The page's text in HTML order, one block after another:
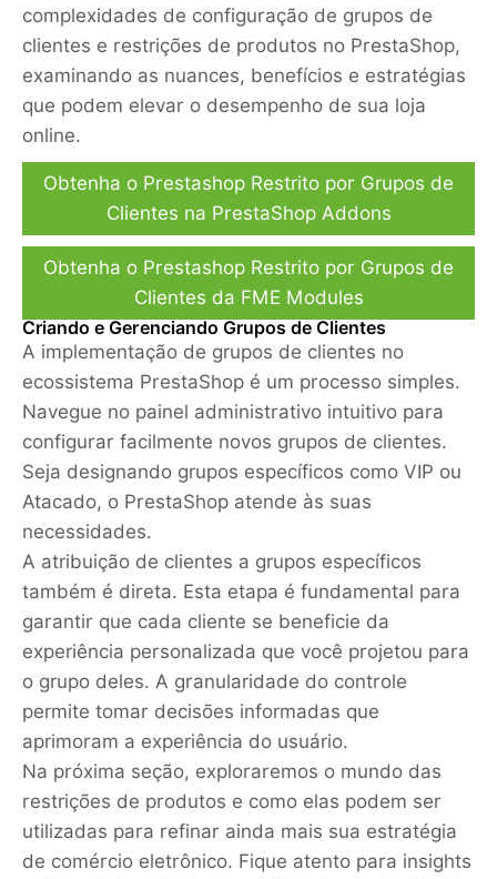
complexidades de configuração de grupos de
clientes e restrições de produtos no PrestaShop,
examinando as nuances, benefícios e estratégias
que podem elevar o desempenho de sua loja
online.
Obtenha o Prestashop Restrito por Grupos de
Clientes na PrestaShop Addons
Obtenha o Prestashop Restrito por Grupos de
Clientes da FME Modules
Criando e Gerenciando Grupos de Clientes
A implementação de grupos de clientes no
ecossistema PrestaShop é um processo simples.
Navegue no painel administrativo intuitivo para
configurar facilmente novos grupos de clientes.
Seja designando grupos específicos como VIP ou
Atacado, o PrestaShop atende às suas
necessidades.
A atribuição de clientes a grupos específicos
também é direta. Esta etapa é fundamental para
garantir que cada cliente se beneficie da
experiência personalizada que você projetou para
o grupo deles. A granularidade do controle
permite tomar decisões informadas que
aprimoram a experiência do usuário.
Na próxima seção, exploraremos o mundo das
restrições de produtos e como elas podem ser
utilizadas para refinar ainda mais sua estratégia
de comércio eletrônico. Fique atento para insights